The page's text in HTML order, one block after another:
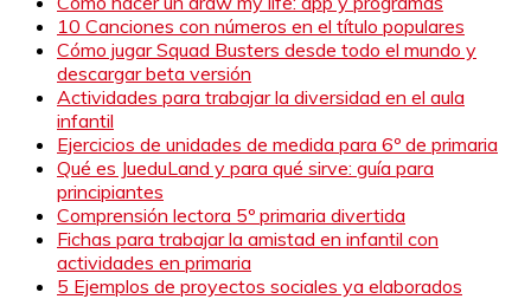
10 Canciones con números en el título populares
Cómo jugar Squad Busters desde todo el mundo y
descargar beta versión
Actividades para trabajar la diversidad en el aula
infantil
Ejercicios de unidades de medida para 6º de primaria
Qué es JueduLand y para qué sirve: guía para
principiantes
Comprensión lectora 5º primaria divertida
Fichas para trabajar la amistad en infantil con
actividades en primaria
5 Ejemplos de proyectos sociales ya elaborados